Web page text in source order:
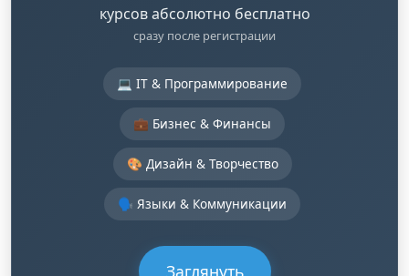
курсов абсолютно бесплатно
сразу после регистрации
💻 IT & Программирование
💼 Бизнес & Финансы
🎨 Дизайн & Творчество
🗣️ Языки & Коммуникации
Заглянуть